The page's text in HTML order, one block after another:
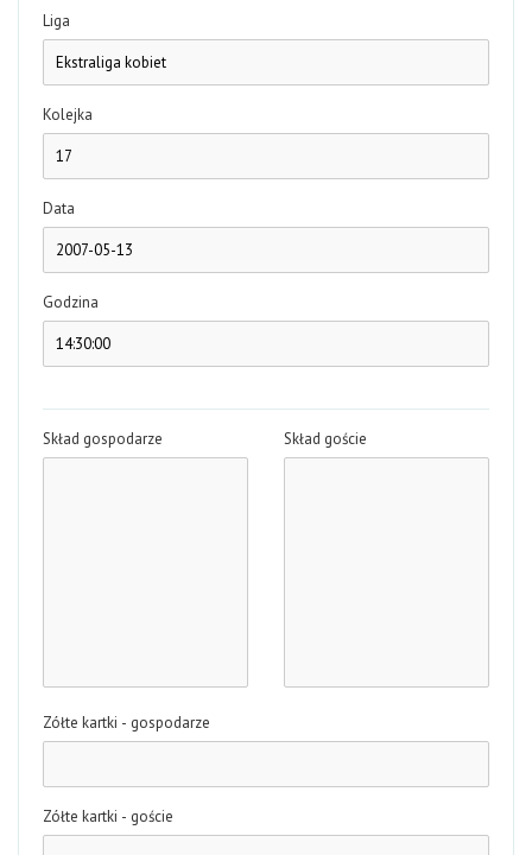
Liga
Kolejka
Data
Godzina
Skład gospodarze Skład goście
Zółte kartki - gospodarze
Zółte kartki - goście